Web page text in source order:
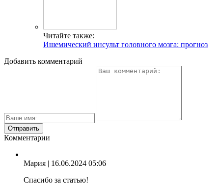
Читайте также:
Ишемический инсульт головного мозга: прогноз
Добавить комментарий
Комментарии
Мария | 16.06.2024 05:06
Спасибо за статью!